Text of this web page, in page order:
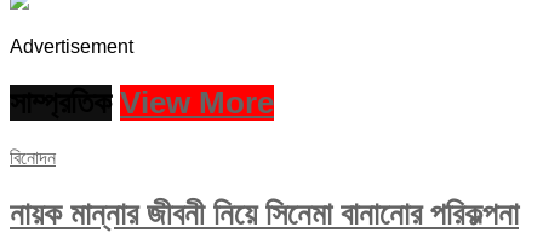
Advertisement
View More
বিনোদন
নায়ক মান্নার জীবনী নিয়ে সিনেমা বানানোর পরিকল্পনা